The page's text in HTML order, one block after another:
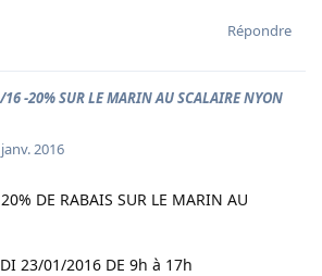
Répondre
-20% SUR LE MARIN AU SCALAIRE NYON
2016
DE RABAIS SUR LE MARIN AU
23/01/2016 DE 9h à 17h